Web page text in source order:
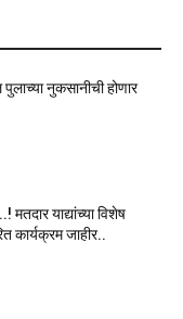
पुलाच्या नुकसानीची होणार
याद्यांच्या विशेष
कार्यक्रम जाहीर..